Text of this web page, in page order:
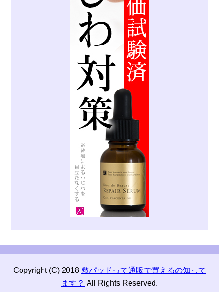
Copyright (C) 2018 敷パッドって通販で買えるの知って
ます？ All Rights Reserved.